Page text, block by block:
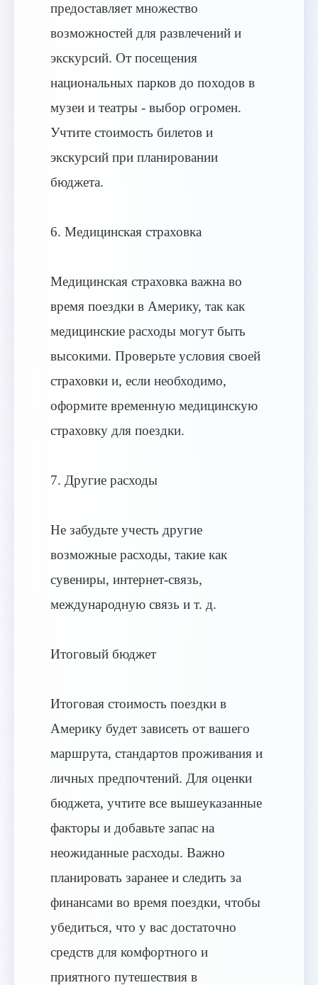
предоставляет множество
возможностей для развлечений и
экскурсий. От посещения
национальных парков до походов в
музеи и театры - выбор огромен.
Учтите стоимость билетов и
экскурсий при планировании
бюджета.
6. Медицинская страховка
Медицинская страховка важна во
время поездки в Америку, так как
медицинские расходы могут быть
высокими. Проверьте условия своей
страховки и, если необходимо,
оформите временную медицинскую
страховку для поездки.
7. Другие расходы
Не забудьте учесть другие
возможные расходы, такие как
сувениры, интернет-связь,
международную связь и т. д.
Итоговый бюджет
Итоговая стоимость поездки в
Америку будет зависеть от вашего
маршрута, стандартов проживания и
личных предпочтений. Для оценки
бюджета, учтите все вышеуказанные
факторы и добавьте запас на
неожиданные расходы. Важно
планировать заранее и следить за
финансами во время поездки, чтобы
убедиться, что у вас достаточно
средств для комфортного и
приятного путешествия в